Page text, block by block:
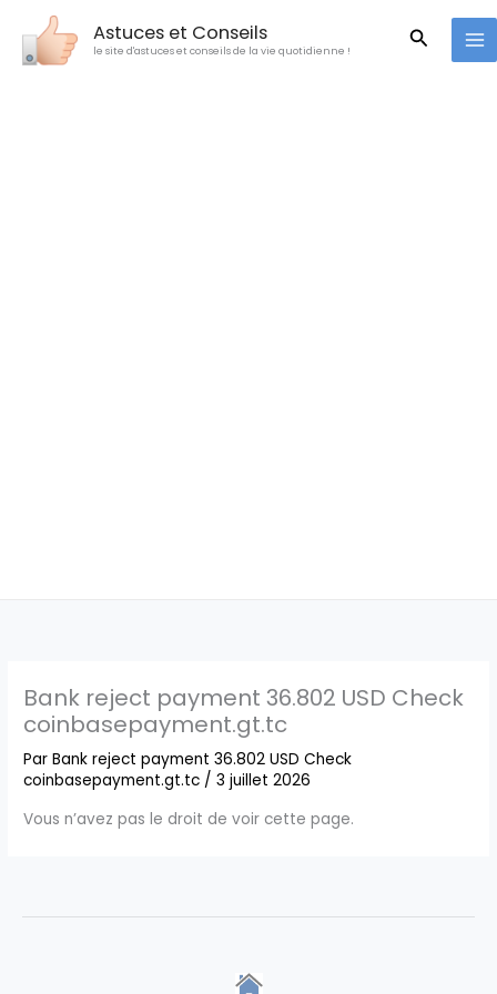
contenu
Astuces et Conseils
le site d'astuces et conseils de la vie quotidienne !
Bank reject payment 36.802 USD Check
coinbasepayment.gt.tc
ParBank reject payment 36.802 USD Check
coinbasepayment.gt.tc /3 juillet 2026
Vous n’avez pas le droit de voir cette page.